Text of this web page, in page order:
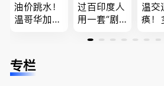
油价跳水！
温哥华加油
低；免费狂
送50万磅蔬
过百印度人
用一套“剧
官：太假
温交
痪！
底；
专栏